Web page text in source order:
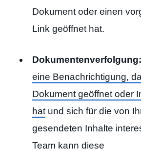
Dokument oder einen
Link geöffnet hat.
Dokumentenverfolgung:
eine Benachrichtigung,
Dokument geöffnet oder
hatund sich für die von
gesendeten Inhalte
Team kann diese